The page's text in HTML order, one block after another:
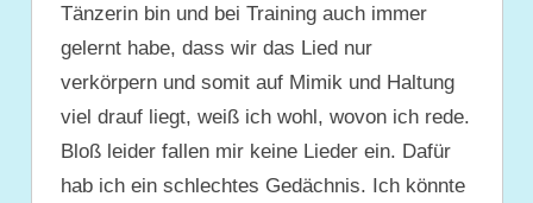
Tänzerin bin und bei Training auch immer
gelernt habe, dass wir das Lied nur
verkörpern und somit auf Mimik und Haltung
viel drauf liegt, weiß ich wohl, wovon ich rede.
Bloß leider fallen mir keine Lieder ein. Dafür
hab ich ein schlechtes Gedächnis. Ich könnte